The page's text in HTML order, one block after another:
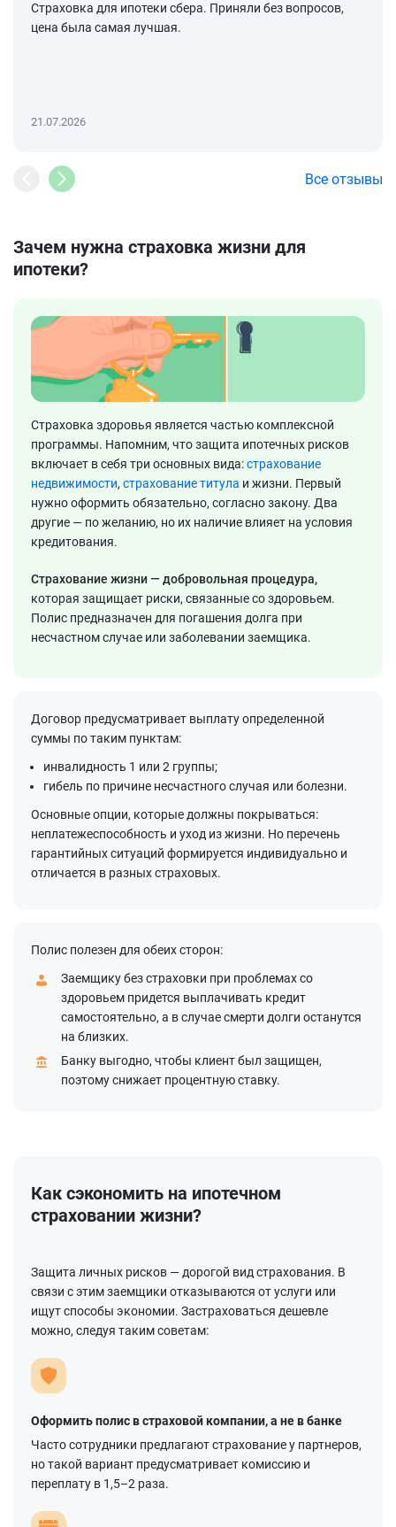
Страховка для ипотеки сбера. Приняли без вопросов,
цена была самая лучшая.
21.07.2026
Все отзывы
Зачем нужна страховка жизни для
ипотеки?
Страховка здоровья является частью комплексной
программы. Напомним, что защита ипотечных рисков
включает в себя три основных вида:страхование
недвижимости, страхование титула и жизни. Первый
нужно оформить обязательно, согласно закону. Два
другие — по желанию, но их наличие влияет на условия
кредитования.
Страхование жизни — добровольная процедура,
которая защищает риски, связанные со здоровьем.
Полис предназначен для погашения долга при
несчастном случае или заболевании заемщика.
Договор предусматривает выплату определенной
суммы по таким пунктам:
инвалидность 1 или 2 группы;
гибель по причине несчастного случая или болезни.
Основные опции, которые должны покрываться:
неплатежеспособность и уход из жизни. Но перечень
гарантийных ситуаций формируется индивидуально и
отличается в разных страховых.
Полис полезен для обеих сторон:
Заемщику без страховки при проблемах со
здоровьем придется выплачивать кредит
самостоятельно, а в случае смерти долги останутся
на близких.
Банку выгодно, чтобы клиент был защищен,
поэтому снижает процентную ставку.
Как сэкономить на ипотечном
страховании жизни?
Защита личных рисков — дорогой вид страхования. В
связи с этим заемщики отказываются от услуги или
ищут способы экономии. Застраховаться дешевле
можно, следуя таким советам:
Оформить полис в страховой компании, а не в банке
Часто сотрудники предлагают страхование у партнеров,
но такой вариант предусматривает комиссию и
переплату в 1,5–2 раза.